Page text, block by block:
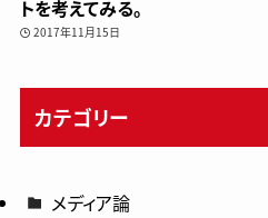
トを考えてみる。
2017年11月15日
カテゴリー
メディア論